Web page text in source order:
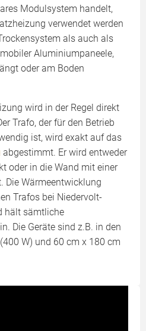
Modulsystem handelt,
verwendet werden
als auch als
Aluminiumpaneele,
oder am Boden
wird in der Regel direkt
Trafo, der für den Betrieb
ist, wird exakt auf das
abgestimmt. Er wird entweder
oder in die Wand mit einer
Die Wärmeentwicklung
Trafos bei Niedervolt-
hält sämtliche
Die Geräte sind z.B. in den
W) und 60 cm x 180 cm